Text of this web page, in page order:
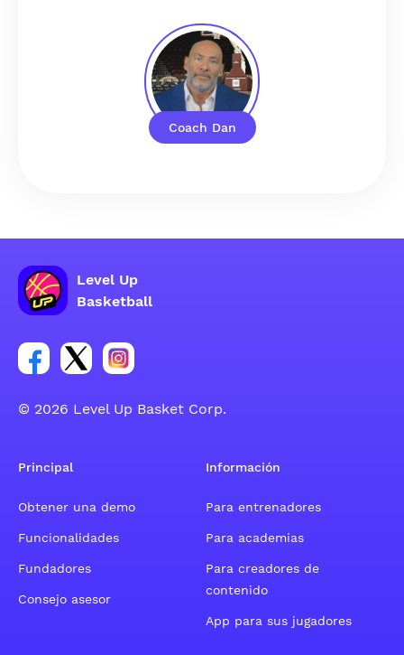
Coach Dan
Level Up
Basketball
Enlace para el grupo social de la cuenta de Facebook
Enlace para el grupo social de la cuenta de
Enlace para el grupo social de la cuenta
© 2026 Level Up Basket Corp.
Principal
Obtener una demo
Funcionalidades
Fundadores
Consejo asesor
Información
Para entrenadores
Para academias
Para creadores de
contenido
App para sus jugadores